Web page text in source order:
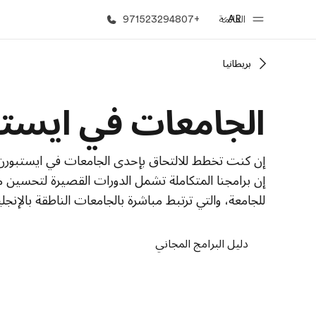
القائمة
AR
+971523294807
أهلا بكم في إي أف شاهد كل ما
بريطانيا
الجامعات في
إن كنت تخطط للالتحاق بإحدى الجامعات في
إن برامجنا المتكاملة تشمل الدورات القصيرة لتحسين
للجامعة، والتي ترتبط مباشرة بالجامعات الناطقة
دليل البرامج المجاني